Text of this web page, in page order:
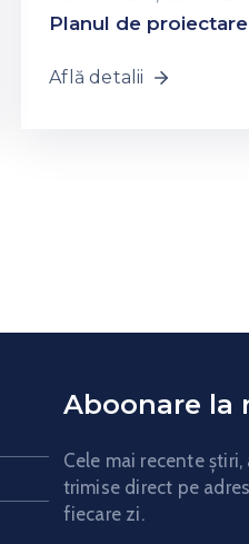
Planul de
Află detalii
Aboonare la
Cele mai recente
trimise direct pe
fiecare zi.